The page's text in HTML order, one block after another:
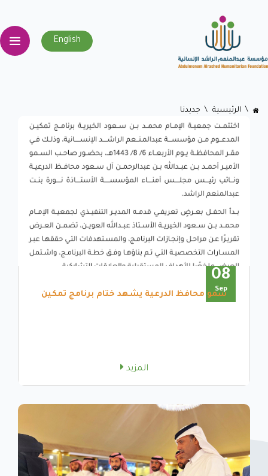
English
اﻟﺮﺋﻴﺴﻴﺔ جديدنا
08
Sep
سمو محافظ الدرعية يشهد ختام برنامج تمكين
المزيد